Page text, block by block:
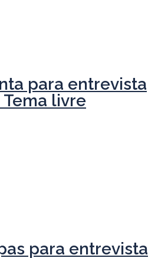
para entrevista
livre
para entrevista